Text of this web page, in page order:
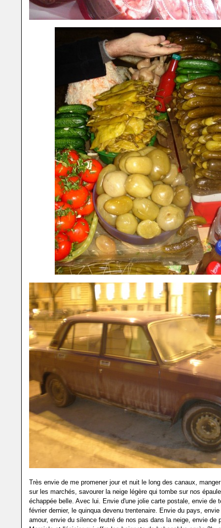
Très envie de me promener jour et nuit le long des canaux,
sur les marchés, savourer la neige légère qui tombe sur nos
échappée belle. Avec lui. Envie d'une jolie carte postale, envie de
février dernier, le quinqua devenu trentenaire. Envie du pays, envie
amour, envie du silence feutré de nos pas dans la neige, envie de